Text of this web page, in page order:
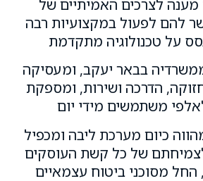
מענה לצרכים האמיתיים של
להם לפעול במקצועיות רבה
על טכנולוגיה מתקדמת
בבאר יעקב, ומעסיקה
הדרכה ושירות, ומספקת
משתמשים מידי יום
כיום מערכת ליבה ומכפיל
של כל קשת העוסקים
החל מסוכני ביטוח עצמאיים